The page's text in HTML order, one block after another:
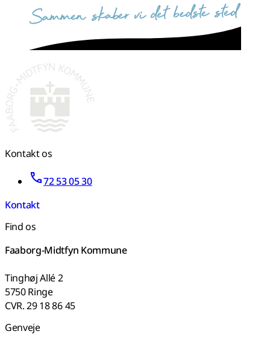
sammen skaber vi det bedste sted
Kontakt os
72 53 05 30
Kontakt
Find os
Faaborg-Midtfyn Kommune
Tinghøj Allé 2
5750 Ringe
CVR. 29 18 86 45
Genveje